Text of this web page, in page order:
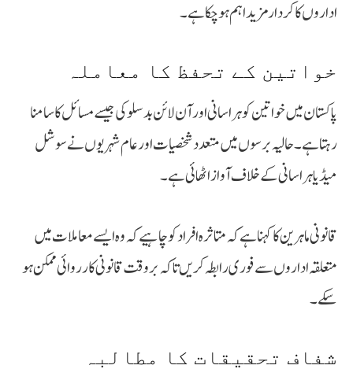
اداروں کا کردار مزید اہم ہو چکا ہے۔
خواتین کے تحفظ کا معاملہ
پاکستان میں خواتین کو ہراسانی اور آن لائن بدسلوکی جیسے مسائل کا سامنا
رہتا ہے۔ حالیہ برسوں میں متعدد شخصیات اور عام شہریوں نے سوشل
میڈیا ہراسانی کے خلاف آواز اٹھائی ہے۔
قانونی ماہرین کا کہنا ہے کہ متاثرہ افراد کو چاہیے کہ وہ ایسے معاملات میں
متعلقہ اداروں سے فوری رابطہ کریں تاکہ بروقت قانونی کارروائی ممکن ہو
سکے۔
شفاف تحقیقات کا مطالبہ